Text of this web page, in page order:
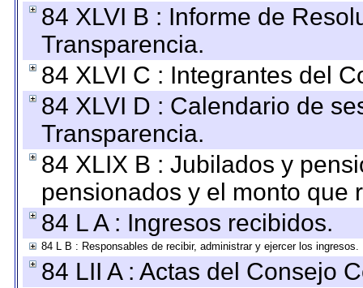
84 XLVI B : Informe de
Transparencia.
84 XLVI C : Integrantes del
84 XLVI D : Calendario de
Transparencia.
84 XLIX B : Jubilados y
pensionados y el monto que
84 L A : Ingresos recibidos.
84 L B : Responsables de recibir, administrar y ejercer los ingresos.
84 LII A : Actas del Consejo